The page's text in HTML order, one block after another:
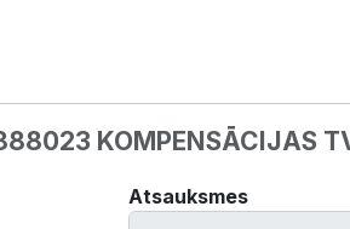
KOMPENSĀCIJAS
Atsauksmes